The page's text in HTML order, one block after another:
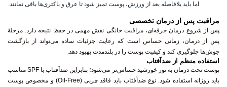
اما باید بلافاصله بعد از ورزش، پوست تمیز شود تا عرق و باکتری‌ها باقی نمانند.
مراقبت پس از درمان تخصصی
پس از شروع درمان حرفه‌ای، مراقبت خانگی نقش مهمی در حفظ نتیجه دارد. مرحلهٔ
پس از درمان، زمانی حساس است که رعایت جزئیات ساده می‌تواند از بازگشت
جوش‌ها جلوگیری کند و کیفیت پوست را در بلندمدت بهبود دهد.
استفاده منظم از ضدآفتاب
پوست تحت درمان به نور خورشید حساس‌تر می‌شود؛ بنابراین ضدآفتاب با SPF مناسب
باید روزانه استفاده شود. نوع ضدآفتاب باید فاقد چربی (Oil-Free) و مخصوص پوست